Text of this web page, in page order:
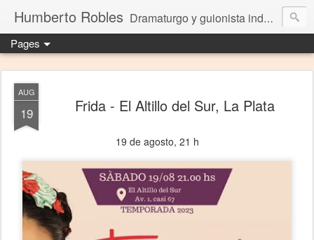
Humberto Robles Dramaturgo y guionista independiente
Pages
AUG
19 Frida - El Altillo del Sur, La Plata
19 de agosto, 21 h